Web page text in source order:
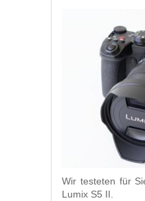
Wir testeten für
Lumix S5 II.